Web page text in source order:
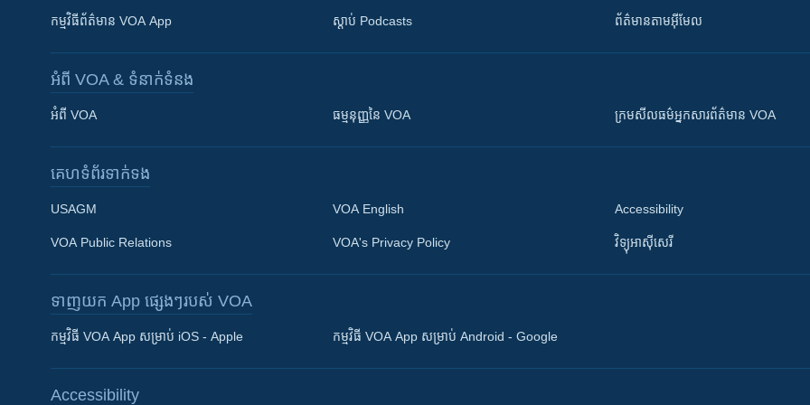
Khmer English
កម្មវិធី​ព័ត៌មាន VOA App ស្តាប់ Podcasts ព័ត៌មាន​តាម​អ៊ីមែល
អំពី​ VOA & ទំនាក់ទំនង
អំពី​ VOA ធម្មនុញ្ញ​នៃ VOA ក្រម​​​សីលធម៌​​​អ្នក​​​សារព័ត៌មាន VOA
គេហទំព័រ​​ទាក់ទង
USAGM
VOA Public Relations
VOA English
VOA's Privacy Policy
Accessibility
វិទ្យុ​អាស៊ី​សេរី
ទាញយក​ App ផ្សេងៗ​របស់​ VOA
កម្មវិធី​ VOA App សម្រាប់ iOS - Apple កម្មវិធី​ VOA App សម្រាប់ Android - Google
Accessibility